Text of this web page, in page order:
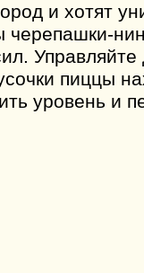
и хотят
пиццы
уровень и